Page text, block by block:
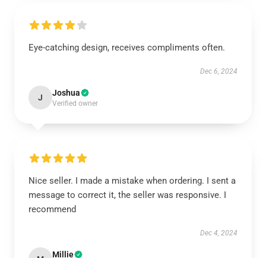
Eye-catching design, receives compliments often.
Dec 6, 2024
J Joshua
Verified owner
Nice seller. I made a mistake when ordering. I sent a
message to correct it, the seller was responsive. I
recommend
Dec 4, 2024
Millie